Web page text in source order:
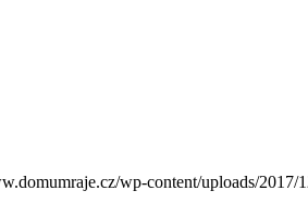
wp-content/uploads/